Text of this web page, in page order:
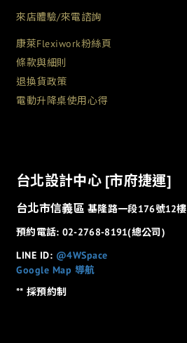
來店體驗/來電諮詢
康萊Flexiwork粉絲頁
條款與細則
退換貨政策
電動升降桌使用心得
台北設計中心 [市府捷運]
台北市信義區基隆路一段176號12樓
預約電話: 02-2768-8191(總公司)
LINE ID: @4WSpace
Google Map 導航
** 採預約制